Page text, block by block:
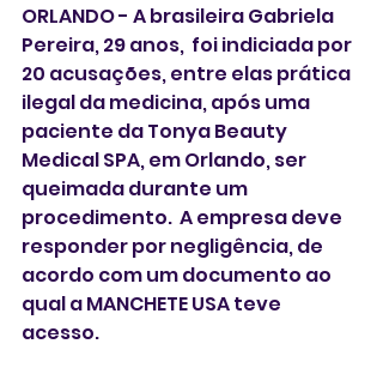
ORLANDO - A brasileira Gabriela
Pereira, 29 anos,  foi indiciada por
20 acusações, entre elas prática
ilegal da medicina, após uma
paciente da Tonya Beauty
Medical SPA, em Orlando, ser
queimada durante um
procedimento.  A empresa deve
responder por negligência, de
acordo com um documento ao
qual a MANCHETE USA teve
acesso.